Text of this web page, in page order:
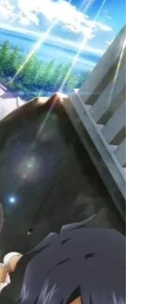
に、シロバコの
るアニメ業界に
起こるトラブル
な仕事ゆえに起
団で作るからこ
といったアニメ
群像劇作品であ
に目指した夢へ
出す希望へと続
ー。そう、アニ
・・・。作品名S
TVアニメスケジ
日（木）～2015
ほか話数
あおい：木村珠